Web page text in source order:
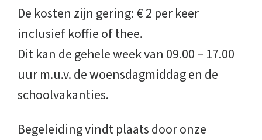
De kosten zijn gering: € 2 per keer
inclusief koffie of thee.
Dit kan de gehele week van 09.00 – 17.00
uur m.u.v. de woensdagmiddag en de
schoolvakanties.
Begeleiding vindt plaats door onze